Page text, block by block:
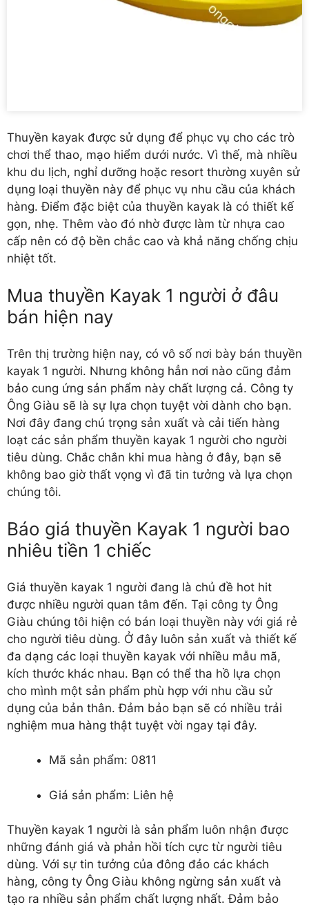
Thuyền kayak được sử dụng để phục vụ cho các trò
chơi thể thao, mạo hiểm dưới nước. Vì thế, mà nhiều
khu du lịch, nghỉ dưỡng hoặc resort thường xuyên sử
dụng loại thuyền này để phục vụ nhu cầu của khách
hàng. Điểm đặc biệt của thuyền kayak là có thiết kế
gọn, nhẹ. Thêm vào đó nhờ được làm từ nhựa cao
cấp nên có độ bền chắc cao và khả năng chống chịu
nhiệt tốt.
Mua thuyền Kayak 1 người ở đâu
bán hiện nay
Trên thị trường hiện nay, có vô số nơi bày bán thuyền
kayak 1 người. Nhưng không hẳn nơi nào cũng đảm
bảo cung ứng sản phẩm này chất lượng cả. Công ty
Ông Giàu sẽ là sự lựa chọn tuyệt vời dành cho bạn.
Nơi đây đang chú trọng sản xuất và cải tiến hàng
loạt các sản phẩm thuyền kayak 1 người cho người
tiêu dùng. Chắc chắn khi mua hàng ở đây, bạn sẽ
không bao giờ thất vọng vì đã tin tưởng và lựa chọn
chúng tôi.
Báo giá thuyền Kayak 1 người bao
nhiêu tiền 1 chiếc
Giá thuyền kayak 1 người đang là chủ đề hot hit
được nhiều người quan tâm đến. Tại công ty Ông
Giàu chúng tôi hiện có bán loại thuyền này với giá rẻ
cho người tiêu dùng. Ở đây luôn sản xuất và thiết kế
đa dạng các loại thuyền kayak với nhiều mẫu mã,
kích thước khác nhau. Bạn có thể tha hồ lựa chọn
cho mình một sản phẩm phù hợp với nhu cầu sử
dụng của bản thân. Đảm bảo bạn sẽ có nhiều trải
nghiệm mua hàng thật tuyệt vời ngay tại đây.
Mã sản phẩm: 0811
Giá sản phẩm: Liên hệ
Thuyền kayak 1 người là sản phẩm luôn nhận được
những đánh giá và phản hồi tích cực từ người tiêu
dùng. Với sự tin tưởng của đông đảo các khách
hàng, công ty Ông Giàu không ngừng sản xuất và
tạo ra nhiều sản phẩm chất lượng nhất. Đảm bảo